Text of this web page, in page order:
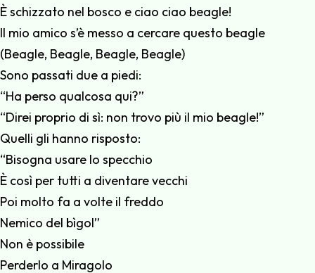
È schizzato nel bosco e ciao ciao beagle!
Il mio amico s’è messo a cercare questo beagle
(Beagle, Beagle, Beagle, Beagle)
Sono passati due a piedi:
“Ha perso qualcosa qui?”
“Direi proprio di sì: non trovo più il mio beagle!”
Quelli gli hanno risposto:
“Bisogna usare lo specchio
È così per tutti a diventare vecchi
Poi molto fa a volte il freddo
Nemico del bìgol”
Non è possibile
Perderlo a Miragolo